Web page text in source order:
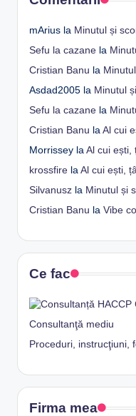
mArius la Minutul și
Sefu la cazane la
Cristian Banu la
Asdad2005 la Minutul
Sefu la cazane la
Cristian Banu la Al cui
Morrissey la Al cui ești,
krossfire la Al cui ești,
Silvanusz la Minutul și
Cristian Banu la Vibe
Ce fac
Consultanţă mediu
Proceduri, instrucţiuni,
Firma mea